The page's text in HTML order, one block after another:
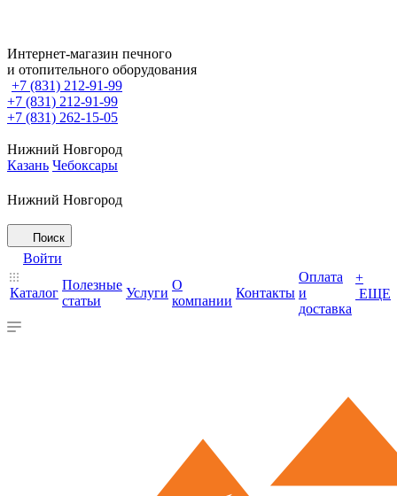
Интернет-магазин печного
и отопительного оборудования
+7 (831) 212-91-99
+7 (831) 212-91-99
+7 (831) 262-15-05
Нижний Новгород
Казань Чебоксары
Нижний Новгород
Поиск
Войти
Каталог
Полезные
статьи
Услуги
О
компании
Контакты
Оплата
и
доставка
+
ЕЩЕ